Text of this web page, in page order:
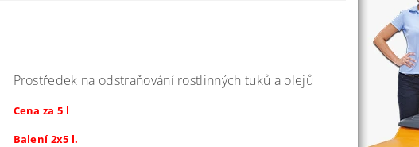
Prostředek na odstraňování rostlinných tuků a olejů
Cena za 5 l
Balení 2x5 l.